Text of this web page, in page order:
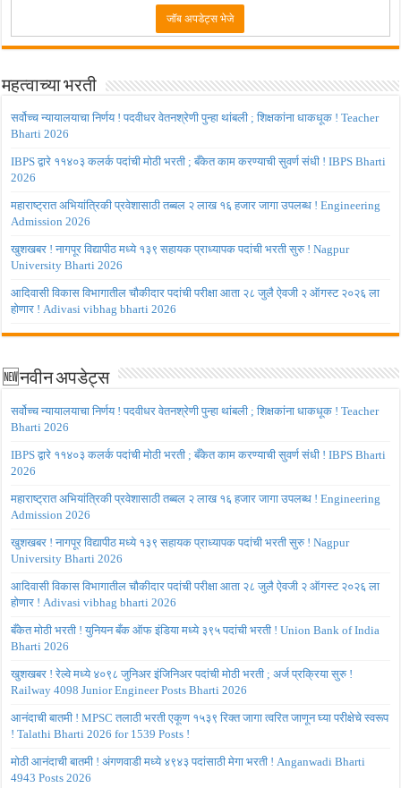
महत्वाच्या भरती
सर्वोच्च न्यायालयाचा निर्णय ! पदवीधर वेतनश्रेणी पुन्हा थांबली ; शिक्षकांना धाकधूक ! Teacher
Bharti 2026
IBPS द्वारे ११४०३ कलर्क पदांची मोठी भरती ; बँकेत काम करण्याची सुवर्ण संधी ! IBPS Bharti
2026
महाराष्ट्रात अभियांत्रिकी प्रवेशासाठी तब्बल २ लाख १६ हजार जागा उपलब्ध ! Engineering
Admission 2026
खुशखबर ! नागपूर विद्यापीठ मध्ये १३९ सहायक प्राध्यापक पदांची भरती सुरु ! Nagpur
University Bharti 2026
आदिवासी विकास विभागातील चौकीदार पदांची परीक्षा आता २८ जुलै ऐवजी २ ऑगस्ट २०२६ ला
होणार ! Adivasi vibhag bharti 2026
🆕नवीन अपडेट्स
सर्वोच्च न्यायालयाचा निर्णय ! पदवीधर वेतनश्रेणी पुन्हा थांबली ; शिक्षकांना धाकधूक ! Teacher
Bharti 2026
IBPS द्वारे ११४०३ कलर्क पदांची मोठी भरती ; बँकेत काम करण्याची सुवर्ण संधी ! IBPS Bharti
2026
महाराष्ट्रात अभियांत्रिकी प्रवेशासाठी तब्बल २ लाख १६ हजार जागा उपलब्ध ! Engineering
Admission 2026
खुशखबर ! नागपूर विद्यापीठ मध्ये १३९ सहायक प्राध्यापक पदांची भरती सुरु ! Nagpur
University Bharti 2026
आदिवासी विकास विभागातील चौकीदार पदांची परीक्षा आता २८ जुलै ऐवजी २ ऑगस्ट २०२६ ला
होणार ! Adivasi vibhag bharti 2026
बँकेत मोठी भरती ! युनियन बँक ऑफ इंडिया मध्ये ३९५ पदांची भरती ! Union Bank of India
Bharti 2026
खुशखबर ! रेल्वे मध्ये ४०९८ जुनिअर इंजिनिअर पदांची मोठी भरती ; अर्ज प्रक्रिया सुरु !
Railway 4098 Junior Engineer Posts Bharti 2026
आनंदाची बातमी ! MPSC तलाठी भरती एकूण १५३९ रिक्त जागा त्वरित जाणून घ्या परीक्षेचे स्वरूप
! Talathi Bharti 2026 for 1539 Posts !
मोठी आनंदाची बातमी ! अंगणवाडी मध्ये ४९४३ पदांसाठी मेगा भरती ! Anganwadi Bharti
4943 Posts 2026